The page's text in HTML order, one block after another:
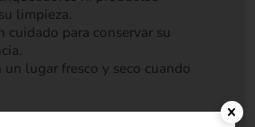
limpieza.
cuidado para conservar su
un lugar fresco y seco cuando